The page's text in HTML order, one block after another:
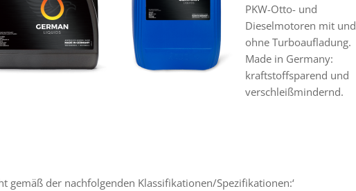
PKW-Otto- und
Dieselmotoren mit und
ohne Turboaufladung.
Made in Germany:
kraftstoffsparend und
verschleißmindernd.
gemäß der nachfolgenden Klassifikationen/Spezifikationen:‘